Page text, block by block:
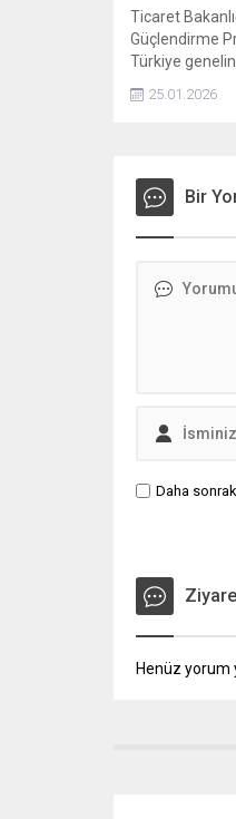
Ticaret
Güçlendirme
Türkiye
eğitim
25.01.2026
Bir
Daha
Henüz yorum